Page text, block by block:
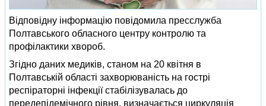
Відповідну інформацію повідомила пресслужба
Полтавського обласного центру контролю та
профілактики хвороб.
Згідно даних медиків, станом на 20 квітня в
Полтавській області захворюваність на гострі
респіраторні інфекції стабілізувалась до
передепідемічного рівня, визначається циркуляція